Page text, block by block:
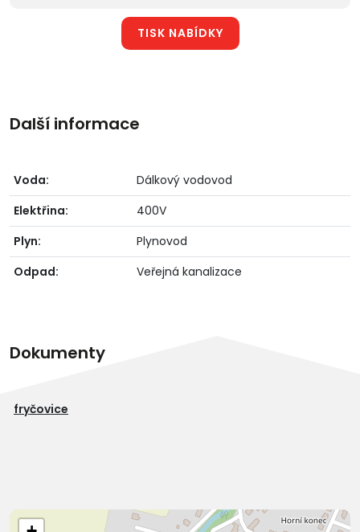
TISK NABÍDKY
Další informace
Voda:
Dálkový vodovod
Elektřina:
400V
Plyn:
Plynovod
Odpad:
Veřejná kanalizace
Dokumenty
fryčovice